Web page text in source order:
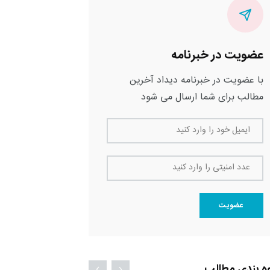
عضویت در خبرنامه
با عضویت در خبرنامه دیداد آخرین
مطالب برای شما ارسال می شود
ایمیل خود را وارد کنید
عدد امنیتی را وارد کنید
عضویت